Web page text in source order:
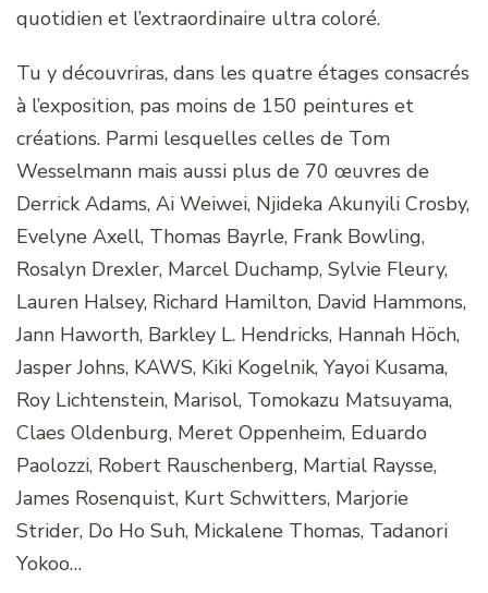
quotidien et l’extraordinaire ultra coloré.
Tu y découvriras, dans les quatre étages consacrés
à l’exposition, pas moins de 150 peintures et
créations. Parmi lesquelles celles de Tom
Wesselmann mais aussi plus de 70 œuvres de
Derrick Adams, Ai Weiwei, Njideka Akunyili Crosby,
Evelyne Axell, Thomas Bayrle, Frank Bowling,
Rosalyn Drexler, Marcel Duchamp, Sylvie Fleury,
Lauren Halsey, Richard Hamilton, David Hammons,
Jann Haworth, Barkley L. Hendricks, Hannah Höch,
Jasper Johns, KAWS, Kiki Kogelnik, Yayoi Kusama,
Roy Lichtenstein, Marisol, Tomokazu Matsuyama,
Claes Oldenburg, Meret Oppenheim, Eduardo
Paolozzi, Robert Rauschenberg, Martial Raysse,
James Rosenquist, Kurt Schwitters, Marjorie
Strider, Do Ho Suh, Mickalene Thomas, Tadanori
Yokoo…